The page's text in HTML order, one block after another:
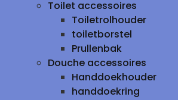
Toilet accessoires
Toiletrolhouder
toiletborstel
Prullenbak
Douche accessoires
Handdoekhouder
handdoekring